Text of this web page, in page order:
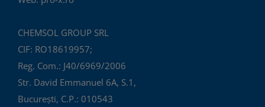
CHEMSOL GROUP SRL
CIF: RO18619957;
Reg. Com.: J40/6969/2006
Str. David Emmanuel 6A, S.1,
București, C.P.: 010543